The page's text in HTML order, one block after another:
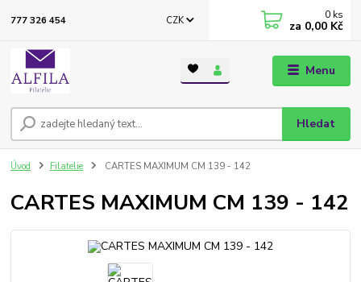
Menu
CZK
Hledat
777 326 454 0 ks
za 0,00 Kč
Úvod Filatelie CARTES MAXIMUM CM 139 - 142
CARTES MAXIMUM CM 139 - 142